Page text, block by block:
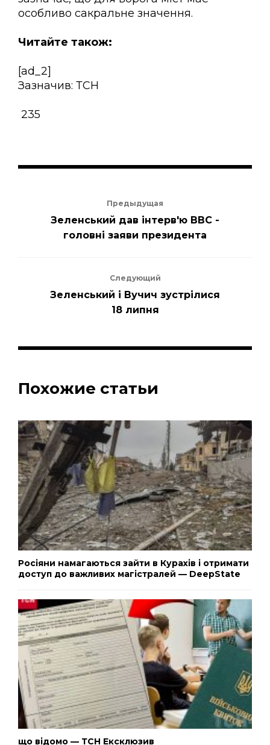
особливо сакральне значення.
Читайте також:
[ad_2]
Зазначив: ТСН
235
Предыдущая
Зеленський дав інтерв'ю ВВС -
головні заяви президента
Следующий
Зеленський і Вучич зустрілися
18 липня
Похожие статьи
Росіяни намагаються зайти в Курахів і отримати
доступ до важливих магістралей — DeepState
що відомо — ТСН Ексклюзив